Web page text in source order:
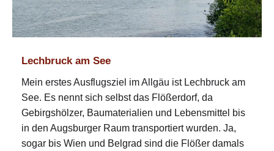
Lechbruck am See
Mein erstes Ausflugsziel im Allgäu ist Lechbruck am
See. Es nennt sich selbst das Flößerdorf, da
Gebirgshölzer, Baumaterialien und Lebensmittel bis
in den Augsburger Raum transportiert wurden. Ja,
sogar bis Wien und Belgrad sind die Flößer damals